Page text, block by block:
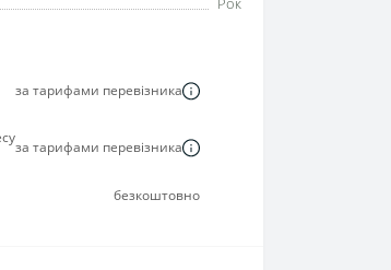
за тарифами перевізника
за тарифами перевізника
безкоштовно